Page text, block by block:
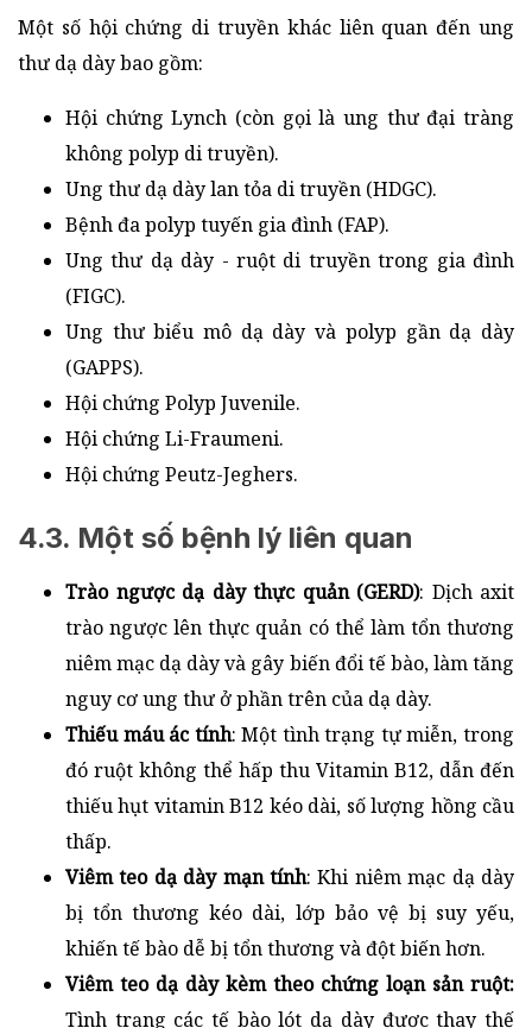
Một số hội chứng di truyền khác liên quan đến ung
thư dạ dày bao gồm:
Hội chứng Lynch (còn gọi là ung thư đại tràng
không polyp di truyền).
Ung thư dạ dày lan tỏa di truyền (HDGC).
Bệnh đa polyp tuyến gia đình (FAP).
Ung thư dạ dày - ruột di truyền trong gia đình
(FIGC).
Ung thư biểu mô dạ dày và polyp gần dạ dày
(GAPPS).
Hội chứng Polyp Juvenile.
Hội chứng Li-Fraumeni.
Hội chứng Peutz-Jeghers.
4.3. Một số bệnh lý liên quan
Trào ngược dạ dày thực quản (GERD): Dịch axit
trào ngược lên thực quản có thể làm tổn thương
niêm mạc dạ dày và gây biến đổi tế bào, làm tăng
nguy cơ ung thư ở phần trên của dạ dày.
Thiếu máu ác tính: Một tình trạng tự miễn, trong
đó ruột không thể hấp thu Vitamin B12, dẫn đến
thiếu hụt vitamin B12 kéo dài, số lượng hồng cầu
thấp.
Viêm teo dạ dày mạn tính: Khi niêm mạc dạ dày
bị tổn thương kéo dài, lớp bảo vệ bị suy yếu,
khiến tế bào dễ bị tổn thương và đột biến hơn.
Viêm teo dạ dày kèm theo chứng loạn sản ruột:
Tình trạng các tế bào lót dạ dày được thay thế